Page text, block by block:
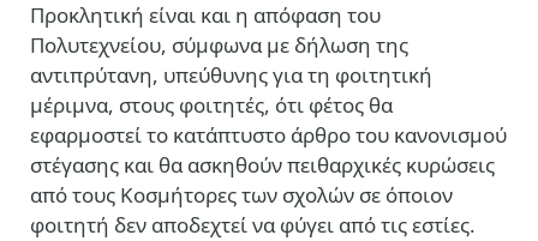
Προκλητική είναι και η απόφαση του
Πολυτεχνείου, σύμφωνα με δήλωση της
αντιπρύτανη, υπεύθυνης για τη φοιτητική
μέριμνα, στους φοιτητές, ότι φέτος θα
εφαρμοστεί το κατάπτυστο άρθρο του κανονισμού
στέγασης και θα ασκηθούν πειθαρχικές κυρώσεις
από τους Κοσμήτορες των σχολών σε όποιον
φοιτητή δεν αποδεχτεί να φύγει από τις εστίες.